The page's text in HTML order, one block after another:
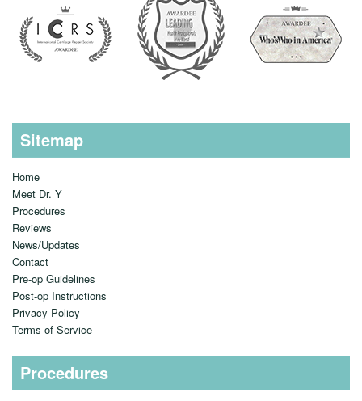
Sitemap
Home
Meet Dr. Y
Procedures
Reviews
News/Updates
Contact
Pre-op Guidelines
Post-op Instructions
Privacy Policy
Terms of Service
Procedures